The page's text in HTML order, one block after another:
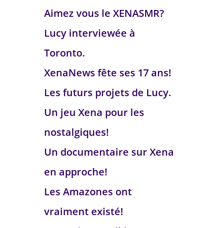
Aimez vous le XENASMR?
Lucy interviewée à
Toronto.
XenaNews fête ses 17 ans!
Les futurs projets de Lucy.
Un jeu Xena pour les
nostalgiques!
Un documentaire sur Xena
en approche!
Les Amazones ont
vraiment existé!